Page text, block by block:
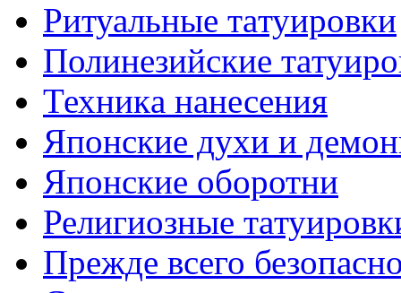
Ритуальные тaтуировки
Полинезийские
Техникa нанесения
Японские духи и
Японские оборотни
Религиозные
Прежде всего